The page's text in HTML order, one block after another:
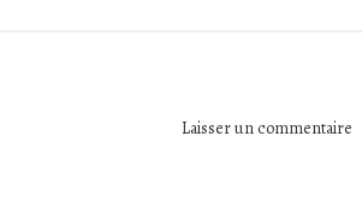
Laisser un commentaire